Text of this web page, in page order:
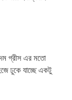
গ্রীস এর মতো
ঢুকে যাচ্ছে একটু